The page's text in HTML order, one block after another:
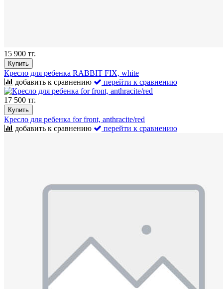
15 900 тг.
Купить
Кресло для ребенка RABBIT FIX, white
добавить к сравнению
перейти к сравнению
17 500 тг.
Купить
Кресло для ребенка for front, anthracite/red
добавить к сравнению
перейти к сравнению